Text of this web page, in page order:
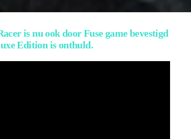
is nu ook door Fuse game bevestigd
Edition is onthuld.